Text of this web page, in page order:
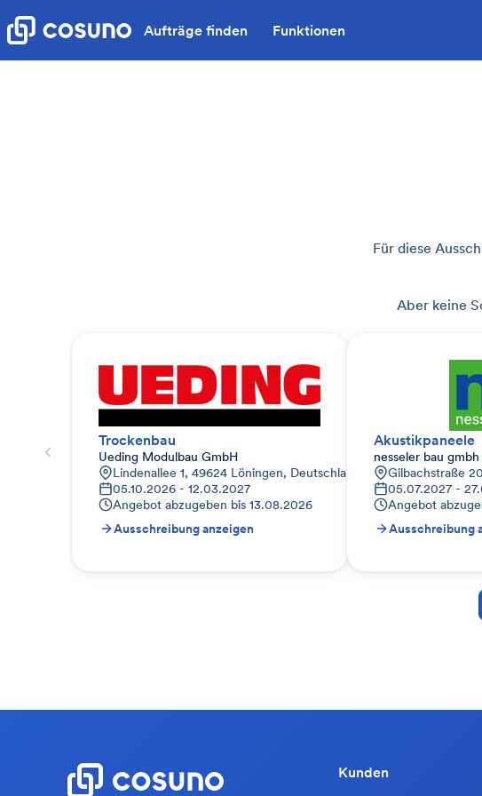
Aufträge finden Funktionen
Für diese
Aber keine
Trockenbau
Ueding Modulbau GmbH
Lindenallee 1, 49624 Löningen, Deutschland
05.10.2026 - 12.03.2027
Angebot abzugeben bis 13.08.2026
Ausschreibung anzeigen
Akustikpaneele
nesseler bau gmbh
Gilbachstraße
05.07.2027 -
Angebot
Ausschreibung
Kunden